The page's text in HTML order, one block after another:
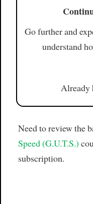
Go further and
understand
Already
Need to review the
Speed (G.U.T.S.)
subscription.